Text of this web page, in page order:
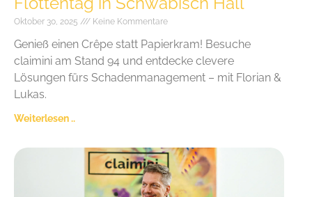
Oktober 30, 2025 Keine Kommentare
Genieß einen Crêpe statt Papierkram! Besuche
claimini am Stand 94 und entdecke clevere
Lösungen fürs Schadenmanagement – mit Florian &
Lukas.
Weiterlesen ..